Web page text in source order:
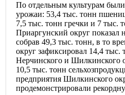
По отдельным культурам
урожаи: 53,4 тыс. тонн
7,5 тыс. тонн гречки и 7 тыс.
Приаргунский округ показал
собрав 49,3 тыс. тонн, в то
округ зафиксировал 14,4
Нерчинского и Шилкинского
10,5 тыс. тонн
предприятия Шилкинского
продемонстрировали